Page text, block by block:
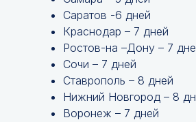
Саратов -6 дней
Краснодар – 7 дней
Ростов-на –Дону – 7
Сочи – 7 дней
Ставрополь – 8 дней
Нижний Новгород – 8
Воронеж – 7 дней